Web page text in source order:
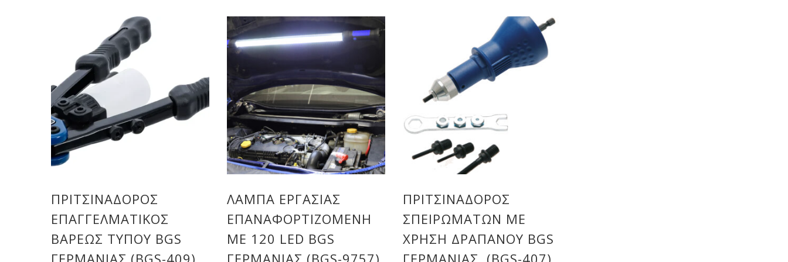
ΠΡΙΤΣΙΝΑΔΌΡΟΣ
ΕΠΑΓΓΕΛΜΑΤΙΚΌΣ
ΒΑΡΈΩΣ ΤΎΠΟΥ BGS
ΓΕΡΜΑΝΊΑΣ (BGS-409)
ΛΆΜΠΑ ΕΡΓΑΣΊΑΣ
ΕΠΑΝΑΦΟΡΤΙΖΌΜΕΝΗ
ΜΕ 120 LED BGS
ΓΕΡΜΑΝΊΑΣ (BGS-9757)
ΠΡΙΤΣΙΝΑΔΌΡΟΣ
ΣΠΕΙΡΩΜΆΤΩΝ ΜΕ
ΧΡΉΣΗ ΔΡΑΠΆΝΟΥ BGS
ΓΕΡΜΑΝΊΑΣ. (BGS-407)